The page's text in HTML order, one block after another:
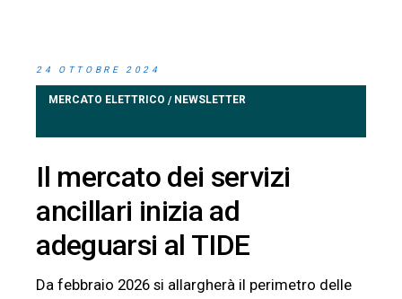
24 OTTOBRE 2024
MERCATO ELETTRICO / NEWSLETTER
Il mercato dei servizi
ancillari inizia ad
adeguarsi al TIDE
Da febbraio 2026 si allargherà il perimetro delle